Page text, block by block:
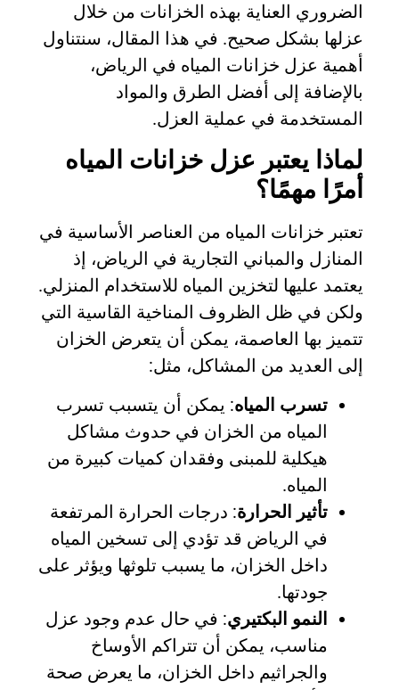
الضروري العناية بهذه الخزانات من خلال
عزلها بشكل صحيح. في هذا المقال، سنتناول
أهمية عزل خزانات المياه في الرياض،
بالإضافة إلى أفضل الطرق والمواد
المستخدمة في عملية العزل.
لماذا يعتبر عزل خزانات المياه
أمرًا مهمًا؟
تعتبر خزانات المياه من العناصر الأساسية في
المنازل والمباني التجارية في الرياض، إذ
يعتمد عليها لتخزين المياه للاستخدام المنزلي.
ولكن في ظل الظروف المناخية القاسية التي
تتميز بها العاصمة، يمكن أن يتعرض الخزان
إلى العديد من المشاكل، مثل:
تسرب المياه: يمكن أن يتسبب تسرب
المياه من الخزان في حدوث مشاكل
هيكلية للمبنى وفقدان كميات كبيرة من
المياه.
تأثير الحرارة: درجات الحرارة المرتفعة
في الرياض قد تؤدي إلى تسخين المياه
داخل الخزان، ما يسبب تلوثها ويؤثر على
جودتها.
النمو البكتيري: في حال عدم وجود عزل
مناسب، يمكن أن تتراكم الأوساخ
والجراثيم داخل الخزان، ما يعرض صحة